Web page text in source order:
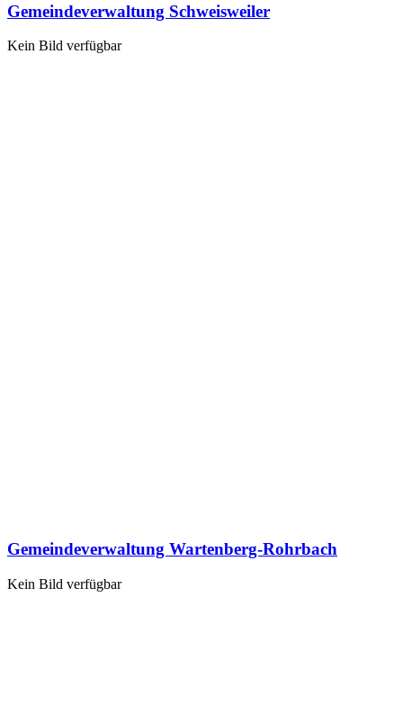
Gemeindeverwaltung Schweisweiler
Kein Bild verfügbar
Gemeindeverwaltung Wartenberg-Rohrbach
Kein Bild verfügbar